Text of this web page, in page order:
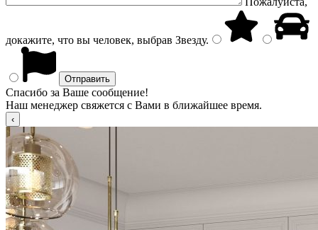
докажите, что вы человек, выбрав Звезду.
Спасибо за Ваше сообщение!
Наш менеджер свяжется с Вами в ближайшее время.